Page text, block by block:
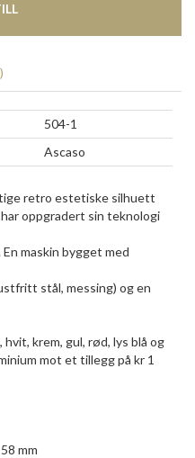
)
504-1
Ascaso
retro estetiske silhuett
oppgradert sin teknologi
maskin bygget med
stål, messing) og en
krem, gul, rød, lys blå og
mot et tillegg på kr 1
mm